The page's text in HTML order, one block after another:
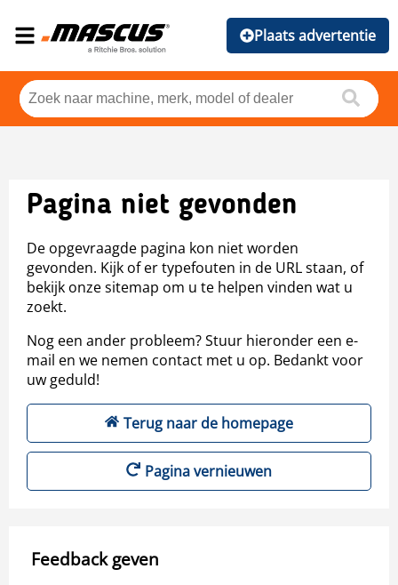
Plaats advertentie
Pagina niet gevonden
De opgevraagde pagina kon niet worden
gevonden. Kijk of er typefouten in de URL staan, of
bekijk onze sitemap om u te helpen vinden wat u
zoekt.
Nog een ander probleem? Stuur hieronder een e-
mail en we nemen contact met u op. Bedankt voor
uw geduld!
Terug naar de homepage
Pagina vernieuwen
Feedback geven